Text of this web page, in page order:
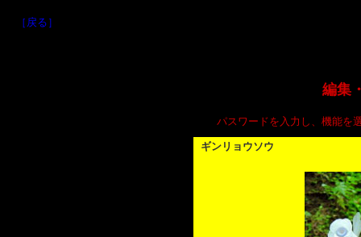
［戻る］
編集
パスワードを入力し、機能を
ギンリョウソウ